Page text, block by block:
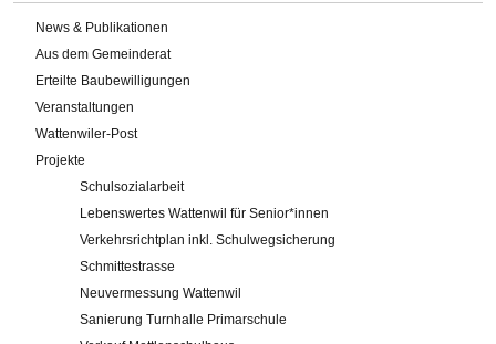
Verwaltung
Online-Service
Impressum
News & Publikationen
Aus dem Gemeinderat
Erteilte Baubewilligungen
Veranstaltungen
Wattenwiler-Post
Projekte
Schulsozialarbeit
Lebenswertes Wattenwil für Senior*innen
Verkehrsrichtplan inkl. Schulwegsicherung
Schmittestrasse
Neuvermessung Wattenwil
Sanierung Turnhalle Primarschule